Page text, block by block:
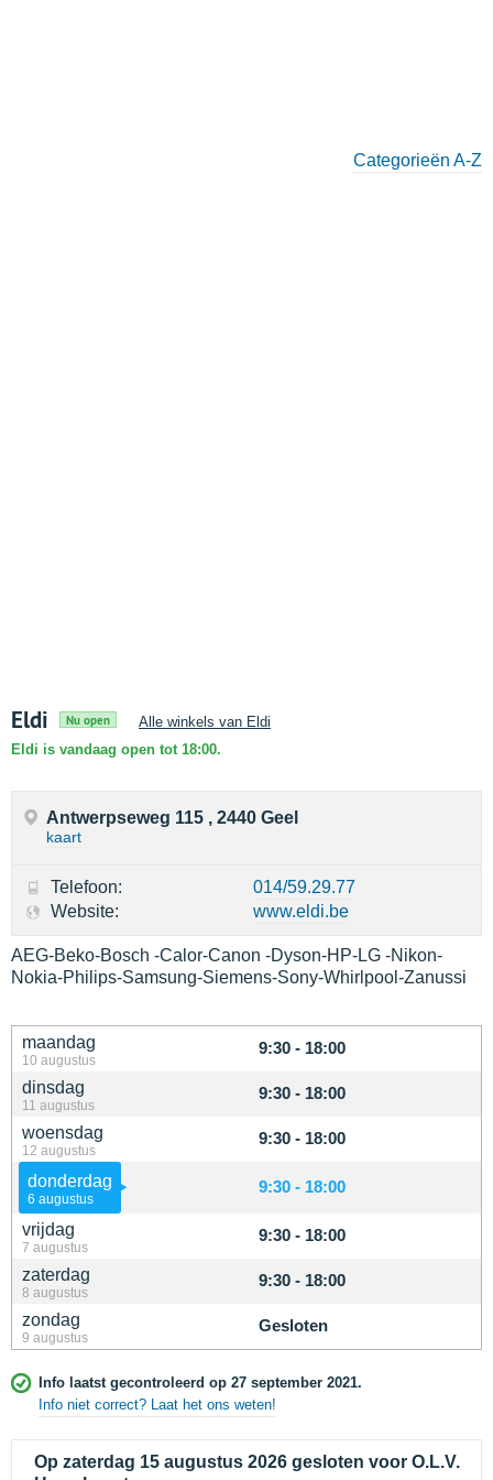
Categorieën A-Z
Eldi Nu open
Alle winkels van Eldi
Eldi is vandaag open tot 18:00.
maandag
10 augustus
9:30 - 18:00
dinsdag
11 augustus
9:30 - 18:00
woensdag
12 augustus
9:30 - 18:00
donderdag
6 augustus
9:30 - 18:00
vrijdag
7 augustus
9:30 - 18:00
zaterdag
8 augustus
9:30 - 18:00
zondag
9 augustus
Gesloten
Info laatst gecontroleerd op 27 september 2021.
Info niet correct? Laat het ons weten!
Op zaterdag 15 augustus 2026 gesloten voor O.L.V.
Antwerpseweg 115 , 2440 Geel
kaart
Telefoon:
014/59.29.77
Website:
www.eldi.be
AEG-Beko-Bosch -Calor-Canon -Dyson-HP-LG -Nikon-
Nokia-Philips-Samsung-Siemens-Sony-Whirlpool-Zanussi